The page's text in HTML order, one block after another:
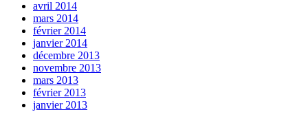
avril 2014
mars 2014
février 2014
janvier 2014
décembre 2013
novembre 2013
mars 2013
février 2013
janvier 2013